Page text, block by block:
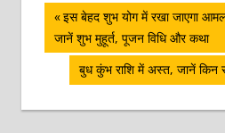
पोस्ट
नेविगेशन
Previous
Post:
इस बेहद शुभ योग में रखा जाएगा
जानें शुभ मुहूर्त, पूजन विधि और कथा
Next
Post:
बुध कुंभ राशि में अस्‍त, जानें किन